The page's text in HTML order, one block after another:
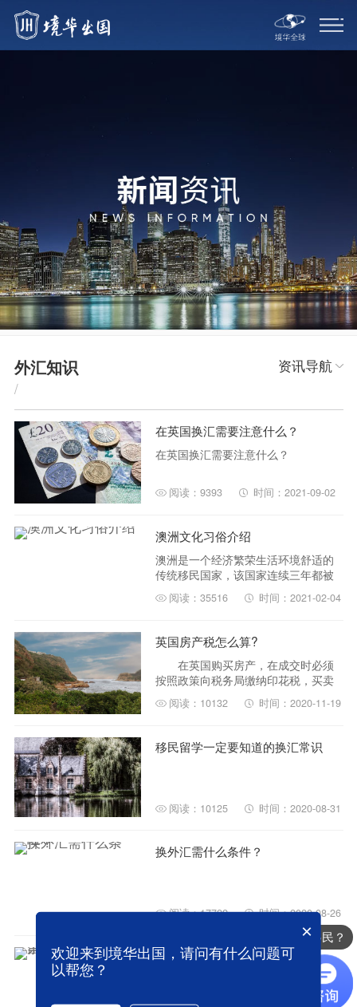
外汇知识
/
资讯导航
在英国换汇需要注意什么？
在英国换汇需要注意什么？
阅读：9393 时间：2021-09-02
澳洲文化习俗介绍
澳洲是一个经济繁荣生活环境舒适的
传统移民国家，该国家连续三年都被
评为“最宜居的国家”前三名，仅次于加
拿大，主要原因是澳洲奉行的是多元
来越多中国移民会选择澳大利亚，在
悉尼、墨尔本、布里斯班等一些大城
市还形成了华人聚居区，人们生活越
来越方便。下面就来给大家详细介绍
一下澳洲文化方面的相关事项吧！
阅读：35516 时间：2021-02-04
英国房产税怎么算?
在英国购买房产，在成交时必须
按照政策向税务局缴纳印花税，买卖
交易才能最终获政府认可，并申领到
房地产证书。
阅读：10132 时间：2020-11-19
移民留学一定要知道的换汇常识
阅读：10125 时间：2020-08-31
换外汇需什么条件？
阅读：17722 时间：2020-08-26
留学换汇：旅行支票常识
办理哪些国家的移民？
×
欢迎来到境华出国，请问有什么问题可
以帮您？